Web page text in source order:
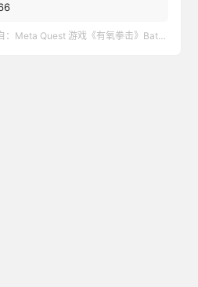
： Meta Quest 游戏《有氧拳击》Battle Fit: VR Cardio Boxing